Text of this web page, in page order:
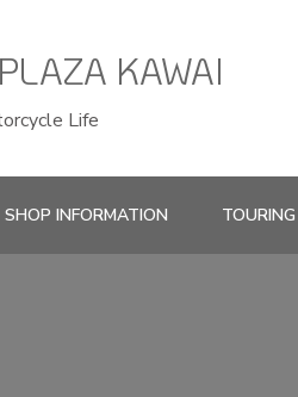
KAWAI
Life
SHOP INFORMATION